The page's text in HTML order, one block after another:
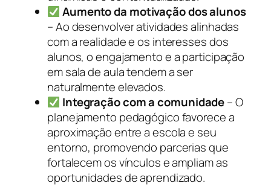
Aumento da motivação dos alunos
– Ao desenvolver atividades alinhadas
com a realidade e os interesses dos
alunos, o engajamento e a participação
em sala de aula tendem a ser
naturalmente elevados.
Integração com a comunidade– O
planejamento pedagógico favorece a
aproximação entre a escola e seu
entorno, promovendo parcerias que
fortalecem os vínculos e ampliam as
oportunidades de aprendizado.